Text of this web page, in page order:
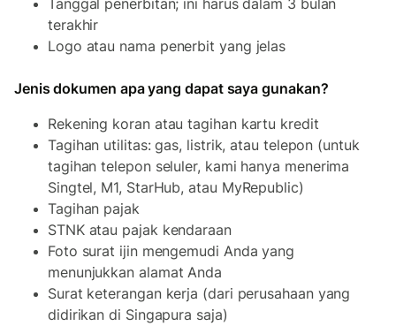
Tanggal penerbitan; ini harus dalam 3 bulan
terakhir
Logo atau nama penerbit yang jelas
Jenis dokumen apa yang dapat saya gunakan?
Rekening koran atau tagihan kartu kredit
Tagihan utilitas: gas, listrik, atau telepon (untuk
tagihan telepon seluler, kami hanya menerima
Singtel, M1, StarHub, atau MyRepublic)
Tagihan pajak
STNK atau pajak kendaraan
Foto surat ijin mengemudi Anda yang
menunjukkan alamat Anda
Surat keterangan kerja (dari perusahaan yang
didirikan di Singapura saja)